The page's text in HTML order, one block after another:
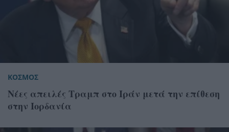
ΚΟΣΜΟΣ
Νέες απειλές Τραμπ στο Ιράν μετά την επίθεση
στην Ιορδανία